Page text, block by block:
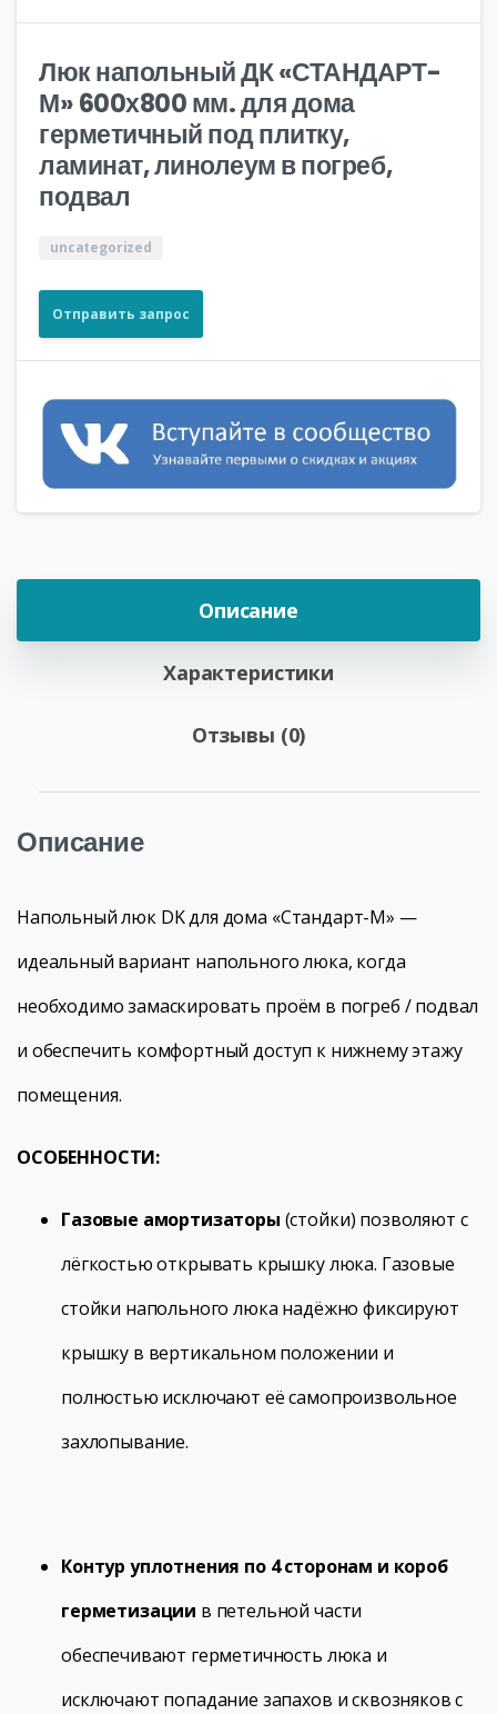
Люк напольный ДК «СТАНДАРТ-
М» 600х800 мм. для дома
герметичный под плитку,
ламинат, линолеум в погреб,
подвал
uncategorized
Отправить запрос
Описание
Характеристики
Отзывы (0)
Описание
Напольный люк DK для дома «Стандарт-М» —
идеальный вариант напольного люка, когда
необходимо замаскировать проём в погреб / подвал
и обеспечить комфортный доступ к нижнему этажу
помещения.
ОСОБЕННОСТИ:
Газовые амортизаторы (стойки) позволяют с
лёгкостью открывать крышку люка. Газовые
стойки напольного люка надёжно фиксируют
крышку в вертикальном положении и
полностью исключают её самопроизвольное
захлопывание.
Контур уплотнения по 4 сторонам и короб
герметизации в петельной части
обеспечивают герметичность люка и
исключают попадание запахов и сквозняков с